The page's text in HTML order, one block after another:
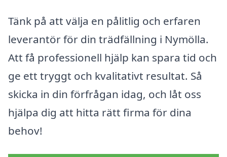
Tänk på att välja en pålitlig och erfaren
leverantör för din trädfällning i Nymölla.
Att få professionell hjälp kan spara tid och
ge ett tryggt och kvalitativt resultat. Så
skicka in din förfrågan idag, och låt oss
hjälpa dig att hitta rätt firma för dina
behov!